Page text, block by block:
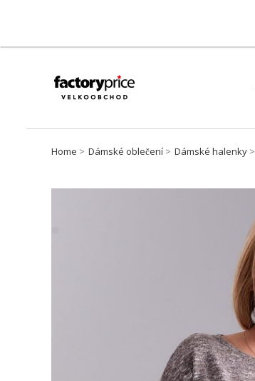
Home Dámské oblečení Dámské halenky